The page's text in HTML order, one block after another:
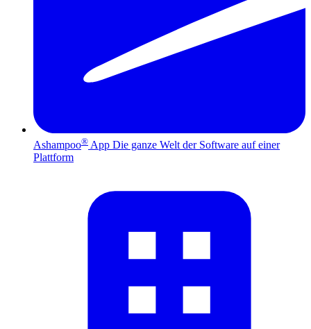
Ashampoo® App Die ganze Welt der Software auf einer
Plattform